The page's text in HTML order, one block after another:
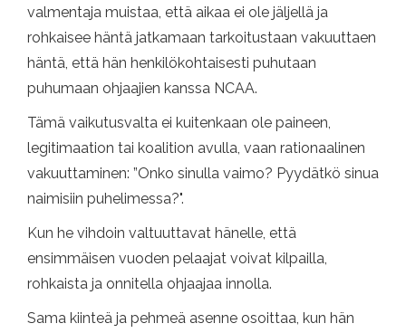
valmentaja muistaa, että aikaa ei ole jäljellä ja
rohkaisee häntä jatkamaan tarkoitustaan ​​vakuuttaen
häntä, että hän henkilökohtaisesti puhutaan
puhumaan ohjaajien kanssa NCAA.
Tämä vaikutusvalta ei kuitenkaan ole paineen,
legitimaation tai koalition avulla, vaan rationaalinen
vakuuttaminen: ”Onko sinulla vaimo? Pyydätkö sinua
naimisiin puhelimessa?".
Kun he vihdoin valtuuttavat hänelle, että
ensimmäisen vuoden pelaajat voivat kilpailla,
rohkaista ja onnitella ohjaajaa innolla.
Sama kiinteä ja pehmeä asenne osoittaa, kun hän